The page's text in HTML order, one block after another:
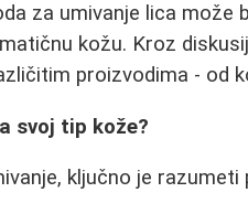
za umivanje lica može
kožu. Kroz
proizvodima - od
svoj tip kože?
ključno je razumeti